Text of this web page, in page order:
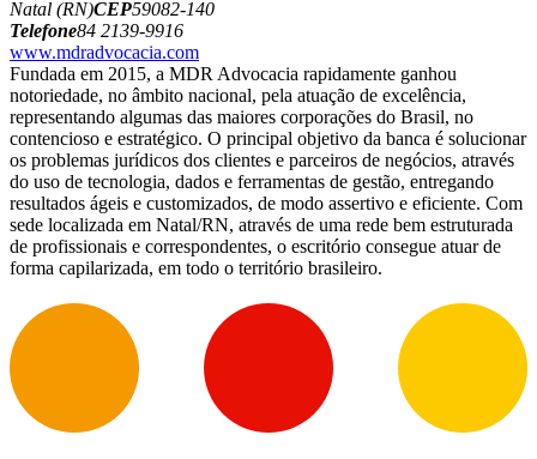
Natal (RN)CEP59082-140
Telefone84 2139-9916
www.mdradvocacia.com
Fundada em 2015, a MDR Advocacia rapidamente ganhou
notoriedade, no âmbito nacional, pela atuação de excelência,
representando algumas das maiores corporações do Brasil, no
contencioso e estratégico. O principal objetivo da banca é solucionar
os problemas jurídicos dos clientes e parceiros de negócios, através
do uso de tecnologia, dados e ferramentas de gestão, entregando
resultados ágeis e customizados, de modo assertivo e eficiente. Com
sede localizada em Natal/RN, através de uma rede bem estruturada
de profissionais e correspondentes, o escritório consegue atuar de
forma capilarizada, em todo o território brasileiro.